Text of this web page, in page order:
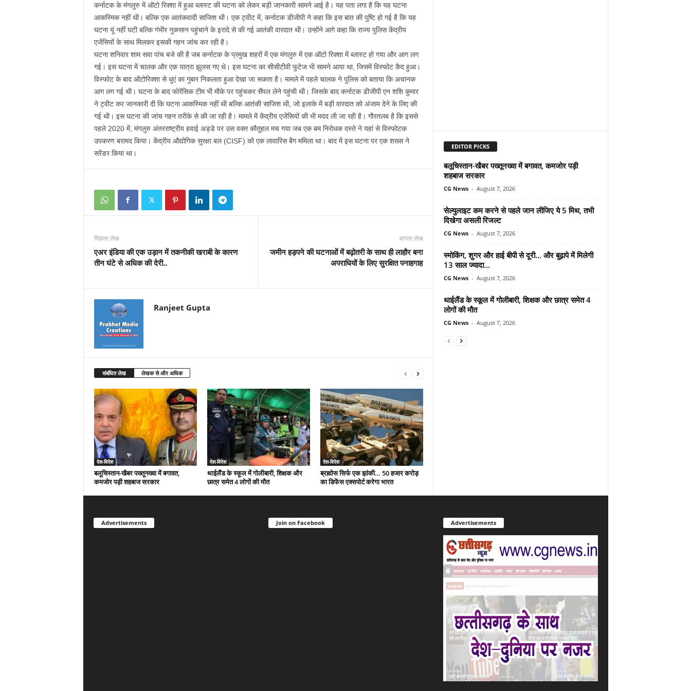
कर्नाटक के मंगलुरु में ऑटो रिक्शा में हुआ ब्लास्ट की घटना को लेकर बड़ी जानकारी सामने आई है। यह पता लगा है कि यह घटना
आकस्मिक नहीं थी। बल्कि एक आतंकवादी साजिश थी। एक ट्वीट में, कर्नाटक डीजीपी ने कहा कि इस बात की पुष्टि हो गई है कि यह
घटना यूं नहीं घटी बल्कि गंभीर नुकसान पहुंचाने के इरादे से की गई आतंकी वारदात थी। उन्होंने आगे कहा कि राज्य पुलिस केंद्रीय
एजेंसियों के साथ मिलकर इसकी गहन जांच कर रही है।
घटना शनिवार शाम सवा पांच बजे की है जब कर्नाटक के प्रमुख शहरों में एक मंगलुरु में एक ऑटो रिक्शा में ब्लास्ट हो गया और आग लग
गई। इस घटना में चालक और एक यात्रा झुलस गए थे। इस घटना का सीसीटीवी फुटेज भी सामने आया था, जिसमें विस्फोट कैद हुआ।
विस्फोट के बाद ऑटोरिक्शा से धुएं का गुबार निकलता हुआ देखा जा सकता है। मामले में पहले चालक ने पुलिस को बताया कि अचानक
आग लग गई थी। घटना के बाद फोरेंसिक टीम भी मौके पर पहुंचकर सैंपल लेने पहुंची थी। जिसके बाद कर्नाटक डीजीपी एन शशि कुमार
ने ट्वीट कर जानकारी दी कि घटना आकस्मिक नहीं थी बल्कि आतंकी साजिश थी, जो इलाके में बड़ी वारदात को अंजाम देने के लिए की
गई थी। इस घटना की जांच गहन तरीके से की जा रही है। मामले में केंद्रीय एजेंसियों की भी मदद ली जा रही है। गौरतलब है कि इससे
पहले 2020 में, मंगलुरु अंतरराष्ट्रीय हवाई अड्डे पर उस वक्त कौतूहल मच गया जब एक बम निरोधक दस्ते ने यहां से विस्फोटक
उपकरण बरामद किया। केंद्रीय औद्योगिक सुरक्षा बल (CISF) को एक लावारिस बैग ममिला था। बाद में इस घटना पर एक शख्स ने
सरेंडर किया था।
पिछला लेख
एअर इंडिया की एक उड़ान में तकनीकी खराबी के कारण
तीन घंटे से अधिक की देरी..
अगला लेख
जमीन हड़पने की घटनाओं में बढ़ोतरी के साथ ही लाहौर बना
अपराधियों के लिए सुरक्षित पनाहगाह
Ranjeet Gupta
संबंधित लेख लेखक से और अधिक
देश-विदेश
बलूचिस्तान-खैबर पख्तूनख्वा में बगावत,
कमजोर पड़ी शहबाज सरकार
देश-विदेश
थाईलैंड के स्कूल में गोलीबारी, शिक्षक और
छात्र समेत 4 लोगों की मौत
देश-विदेश
ब्रह्मोस सिर्फ एक झांकी… 50 हजार करोड़
का डिफेंस एक्सपोर्ट करेगा भारत
EDITOR PICKS
बलूचिस्तान-खैबर पख्तूनख्वा में बगावत, कमजोर पड़ी
शहबाज सरकार
CG News - August 7, 2026
सेल्युलाइट कम करने से पहले जान लीजिए ये 5 मिथ, तभी
दिखेगा असली रिजल्ट
CG News - August 7, 2026
स्मोकिंग, शुगर और हाई बीपी से दूरी… और बुढ़ापे में मिलेगी
13 साल ज्यादा...
CG News - August 7, 2026
थाईलैंड के स्कूल में गोलीबारी, शिक्षक और छात्र समेत 4
लोगों की मौत
CG News - August 7, 2026
Advertisements Join on Facebook Advertisements